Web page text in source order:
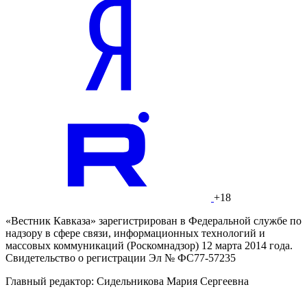
+18
«Вестник Кавказа» зарегистрирован в Федеральной службе по
надзору в сфере связи, информационных технологий и
массовых коммуникаций (Роскомнадзор) 12 марта 2014 года.
Свидетельство о регистрации Эл № ФС77-57235
Главный редактор: Сидельникова Мария Сергеевна